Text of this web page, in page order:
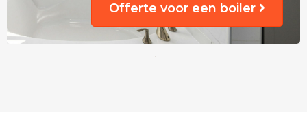
Offerte voor een boiler